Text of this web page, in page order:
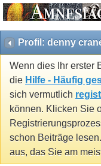
Profil: denny
Wenn dies Ihr erster
die Hilfe - Häufig
sich vermutlich
können. Klicken Sie
schon Beiträge
aus, das Sie am